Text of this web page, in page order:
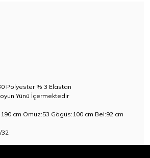
Polyester % 3 Elastan
Yünü İçermektedir
cm Omuz:53 Gögüs:100 cm Bel:92 cm
32